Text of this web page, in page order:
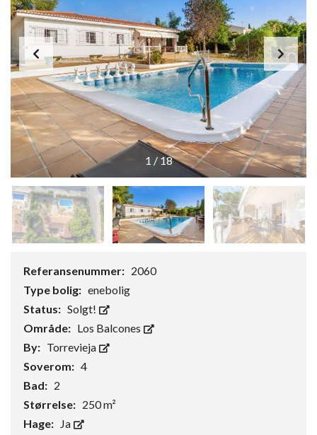
1 / 18
Referansenummer: 2060
Type bolig: enebolig
Status: Solgt!
Område: Los Balcones
By: Torrevieja
Soverom: 4
Bad: 2
Størrelse: 250 m²
Hage: Ja